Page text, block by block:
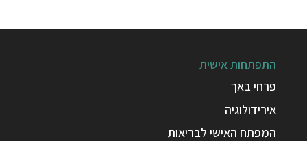
התפתחות אישית
פרחי באך
אירידולוגיה
המפתח האישי לבריאות